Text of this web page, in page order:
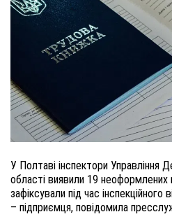
У Полтаві інспектори Управління
області виявили 19 неоформлених
зафіксували під час інспекційного
– підприємця, повідомила